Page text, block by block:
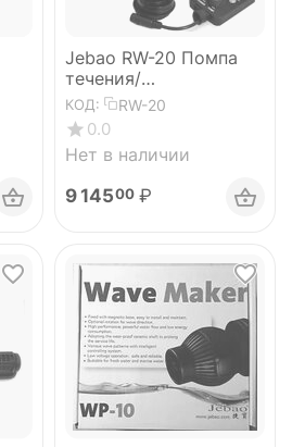
Jebao RW-20 Помпа
течения/
волногенератор с
контроллером 20000
л/ч
КОД: RW-20
0.0
Нет в наличии
9 14500 ₽